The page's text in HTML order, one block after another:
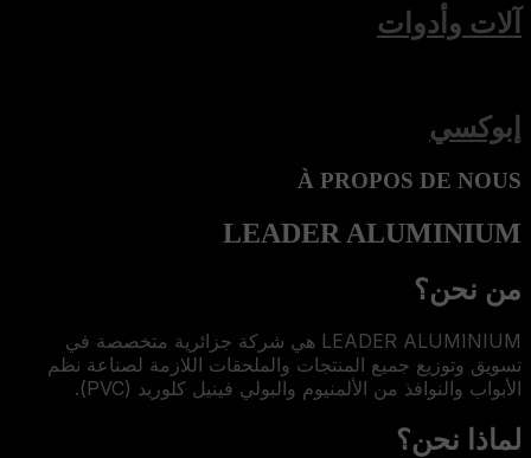
آلات وأدوات
إبوكسي
À PROPOS DE NOUS
LEADER ALUMINIUM
من نحن؟
LEADER ALUMINIUM هي شركة جزائرية متخصصة في
تسويق وتوزيع جميع المنتجات والملحقات اللازمة لصناعة نظم
الأبواب والنوافذ من الألمنيوم والبولي فينيل كلوريد (PVC).
لماذا نحن؟